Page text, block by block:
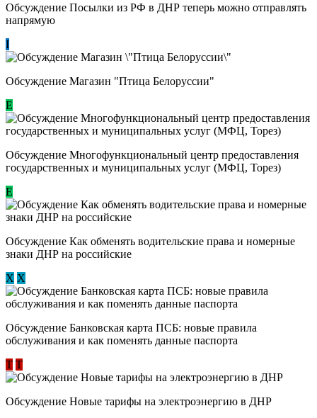
Обсуждение Посылки из РФ в ДНР теперь можно отправлять
напрямую
I
Обсуждение Магазин "Птица Белоруссии"
Е
Обсуждение Многофункциональный центр предоставления
государственных и муниципальных услуг (МФЦ, Торез)
E
Обсуждение ​Как обменять водительские права и номерные
знаки ДНР на российские
Х Х
Обсуждение ​Банковская карта ПСБ: новые правила
обслуживания и как поменять данные паспорта
Т Т
Обсуждение Новые тарифы на электроэнергию в ДНР